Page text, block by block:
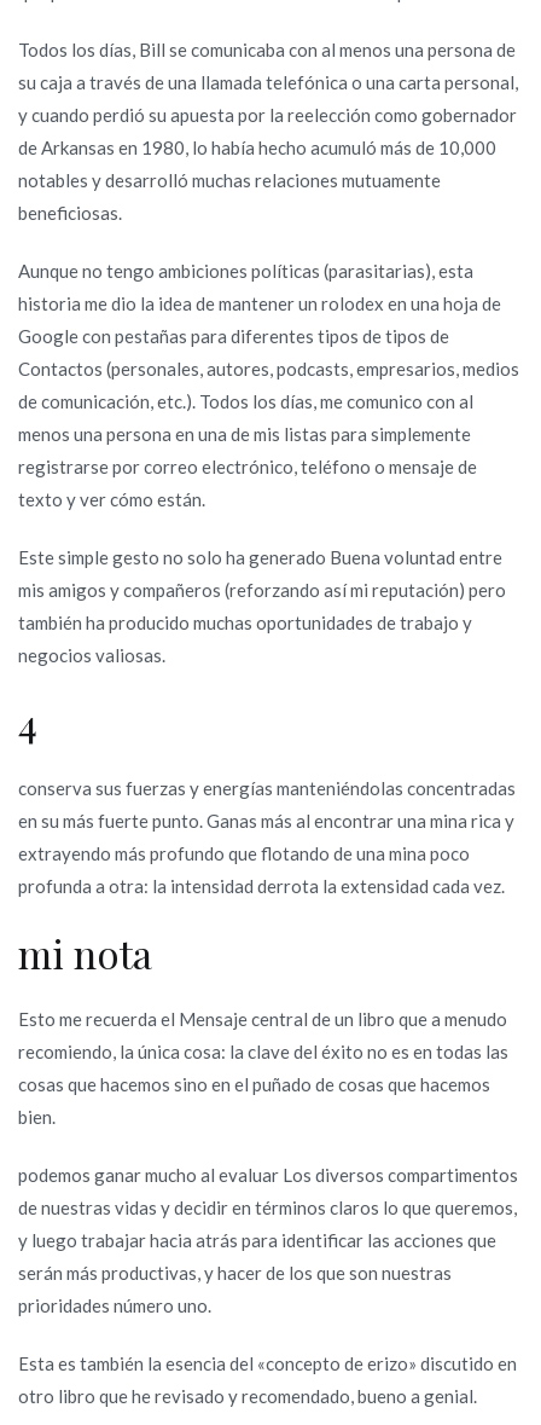
Todos los días, Bill se comunicaba con al menos una persona de
su caja a través de una llamada telefónica o una carta personal,
y cuando perdió su apuesta por la reelección como gobernador
de Arkansas en 1980, lo había hecho acumuló más de 10,000
notables y desarrolló muchas relaciones mutuamente
beneficiosas.
Aunque no tengo ambiciones políticas (parasitarias), esta
historia me dio la idea de mantener un rolodex en una hoja de
Google con pestañas para diferentes tipos de tipos de
Contactos (personales, autores, podcasts, empresarios, medios
de comunicación, etc.). Todos los días, me comunico con al
menos una persona en una de mis listas para simplemente
registrarse por correo electrónico, teléfono o mensaje de
texto y ver cómo están.
Este simple gesto no solo ha generado Buena voluntad entre
mis amigos y compañeros (reforzando así mi reputación) pero
también ha producido muchas oportunidades de trabajo y
negocios valiosas.
4
conserva sus fuerzas y energías manteniéndolas concentradas
en su más fuerte punto. Ganas más al encontrar una mina rica y
extrayendo más profundo que flotando de una mina poco
profunda a otra: la intensidad derrota la extensidad cada vez.
mi nota
Esto me recuerda el Mensaje central de un libro que a menudo
recomiendo, la única cosa: la clave del éxito no es en todas las
cosas que hacemos sino en el puñado de cosas que hacemos
bien.
podemos ganar mucho al evaluar Los diversos compartimentos
de nuestras vidas y decidir en términos claros lo que queremos,
y luego trabajar hacia atrás para identificar las acciones que
serán más productivas, y hacer de los que son nuestras
prioridades número uno.
Esta es también la esencia del «concepto de erizo» discutido en
otro libro que he revisado y recomendado, bueno a genial.